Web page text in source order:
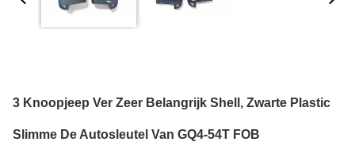
3 Knoopjeep Ver Zeer Belangrijk Shell, Zwarte Plastic
Slimme De Autosleutel Van GQ4-54T FOB